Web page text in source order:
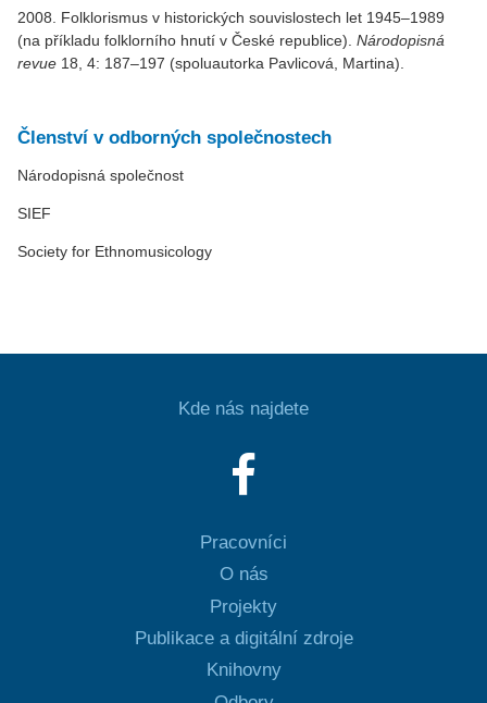
2008. Folklorismus v historických souvislostech let 1945–1989
(na příkladu folklorního hnutí v České republice). Národopisná
revue 18, 4: 187–197 (spoluautorka Pavlicová, Martina).
Členství v odborných společnostech
Národopisná společnost
SIEF
Society for Ethnomusicology
Kde nás najdete
Pracovníci
O nás
Projekty
Publikace a digitální zdroje
Knihovny